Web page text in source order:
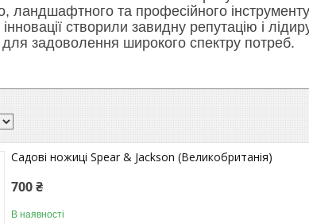
ландшафтного та професійного
інновації створили завидну репутацію і
для задоволення широкого спектру потреб.
Садові ножиці Spear & Jackson (Великобританія)
700 ₴
В наявності